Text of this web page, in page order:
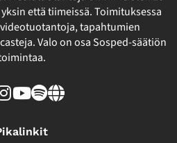
että tiimeissä. Toimituksessa
tapahtumien
Valo on osa Sosped-säätiön
Instagram
Youtube
SpotifyLinkki